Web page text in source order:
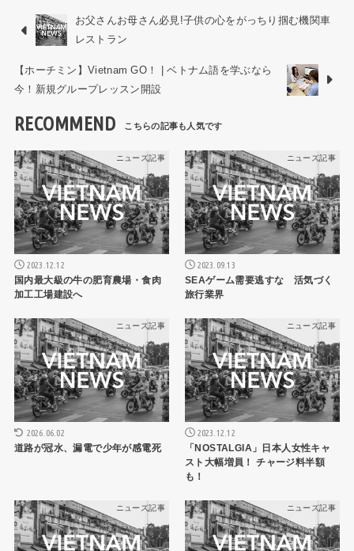
お父さんお母さん必見!子供の心をがっちり掴む機関車
レストラン
【ホーチミン】Vietnam GO！ | ベトナム語を学ぶなら
今！新規グループレッスン開設
RECOMMEND
ニュース記事
2023.12.12
国内最大級の牛の肥育農場・食肉
加工工場建設へ
ニュース記事
2023.09.13
SEAゲーム需要逃すな 活気づく
旅行業界
ニュース記事
2026.06.02
道路が冠水、漏電で少年が感電死
ニュース記事
2023.12.12
「NOSTALGIA」日本人女性キャ
スト大幅増員！ チャージ料半額
も！
ニュース記事 ニュース記事